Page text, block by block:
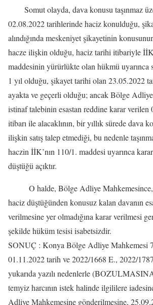
Somut olayda, dava konusu taşınmaz
02.08.2022 tarihlerinde haciz konulduğu,
alındığında meskeniyet şikayetinin
hacze ilişkin olduğu, haciz tarihi itibariyle
maddesinin yürürlükte olan hükmü uyarınca
1 yıl olduğu, şikayet tarihi olan 23.05.2022
ayakta ve geçerli olduğu; ancak Bölge
istinaf talebinin esastan reddine karar verilen
itibarı ile alacaklının, bir yıllık sürede dava
ilişkin satış talep etmediği, bu nedenle
haczin İİK’nın 110/1. maddesi uyarınca
düştüğü açıktır.
O halde, Bölge Adliye Mahkemesince,
haciz düştüğünden konusuz kalan davanın
verilmesine yer olmadığına karar verilmesi
şekilde hüküm tesisi isabetsizdir.
SONUÇ : Konya Bölge Adliye Mahkemesi
01.11.2022 tarih ve 2022/1668 E., 2022/1787
yukarıda yazılı nedenlerle
temyiz harcının istek halinde ilgililere
Adliye Mahkemesine gönderilmesine,